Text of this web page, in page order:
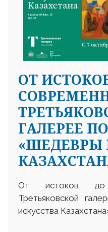
ОТ
ГАЛЕРЕЕ
«ШЕДЕВРЫ
От истоков до
Третьяковской
искусства